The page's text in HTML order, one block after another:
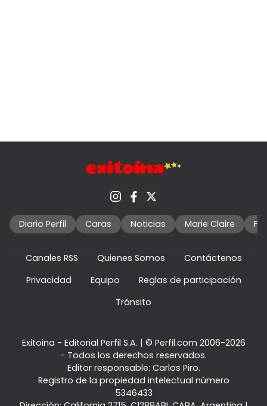
Diario Perfil Caras Noticias Marie Claire
Canales RSS Quienes Somos
Contáctenos
Privacidad
Equipo
Reglas de participación
Tránsito
Exitoina - Editorial Perfil S.A. | © Perfil.com 2006-2026
- Todos los derechos reservados.
Editor responsable: Carlos Piro.
Registro de la propiedad intelectual número
5346433